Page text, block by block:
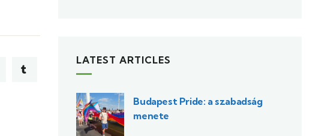
LATEST ARTICLES
Budapest Pride: a szabadság
menete